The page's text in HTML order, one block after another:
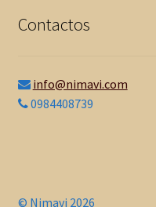
Contactos
info@nimavi.com
0984408739
© Nimavi 2026